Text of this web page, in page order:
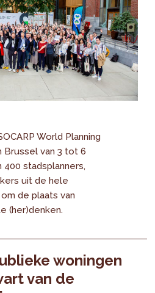
World Planning
Brussel van 3 tot 6
400 stadsplanners,
uit de hele
de plaats van
(her)denken.
woningen
van de